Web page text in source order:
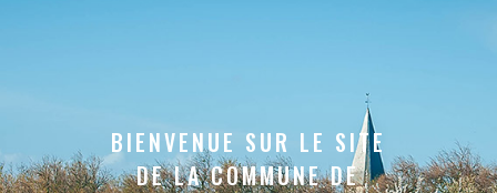
BIENVENUE SUR LE SITE
DE LA COMMUNE DE